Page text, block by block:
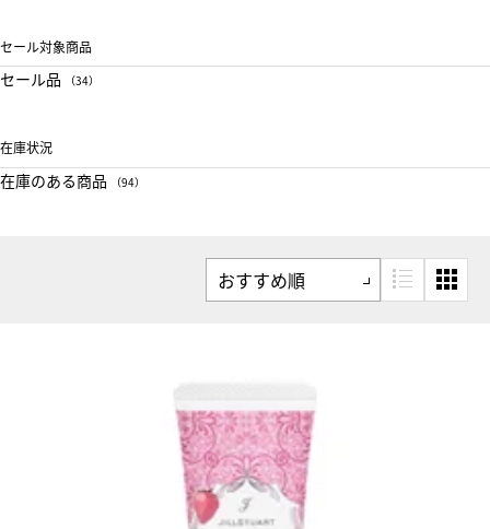
セール対象商品
セール品 （34）
在庫状況
在庫のある商品 （94）